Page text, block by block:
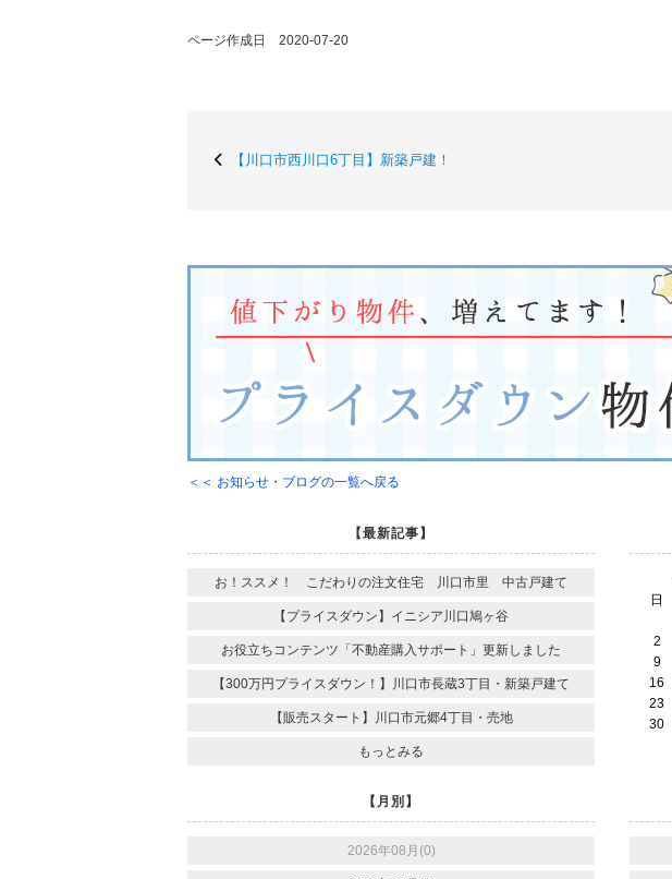
ページ作成日 2020-07-20
【川口市西川口6丁目】新築戸建！
＜＜ お知らせ・ブログの一覧へ戻る
【最新記事】
お！ススメ！ こだわりの注文住宅 川口市里 中古戸建て
【プライスダウン】イニシア川口鳩ヶ谷
お役立ちコンテンツ「不動産購入サポート」更新しました
【300万円プライスダウン！】川口市長蔵3丁目・新築戸建て
【販売スタート】川口市元郷4丁目・売地
もっとみる
日
2
9
16
23
30
【月別】
2026年08月(0)